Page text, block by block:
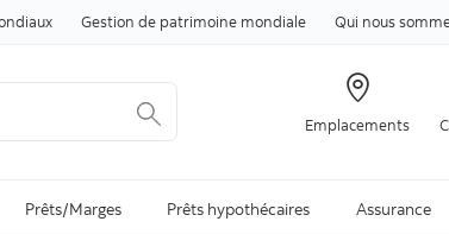
Passer au contenu
Gestion de patrimoine mondiale Qui nous
Emplacements
Prêts/Marges Prêts hypothécaires Assurance